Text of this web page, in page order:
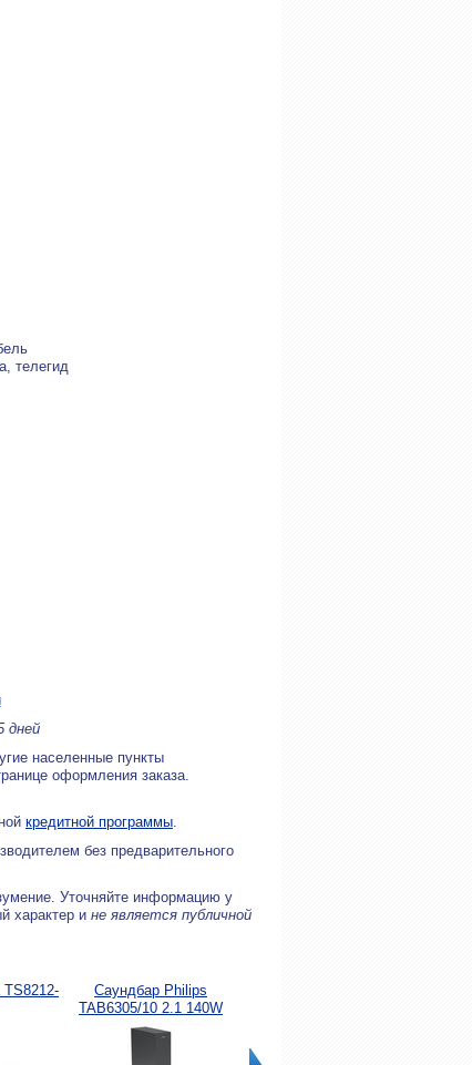
телегид
дней
населенные пункты
оформления заказа.
кредитной программы.
без предварительного
Уточняйте информацию у
характер и не является публичной
Саундбар Philips
TAB6305/10 2.1 140W